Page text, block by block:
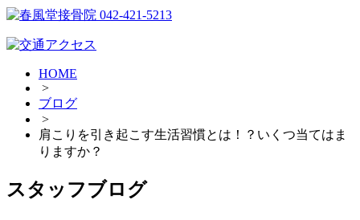
HOME
>
ブログ
>
肩こりを引き起こす生活習慣とは！？いくつ当てはま
りますか？
スタッフブログ